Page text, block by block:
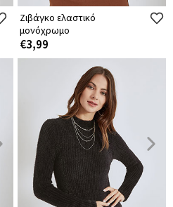
Ζιβάγκο ελαστικό
μονόχρωμο
€3,99